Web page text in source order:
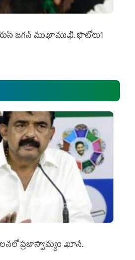
జ‌గ‌న్ ముఖాముఖి..ఫొటోలు1
ప్రజాస్వామ్యం ఖూనీ..